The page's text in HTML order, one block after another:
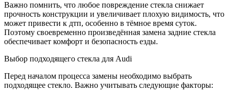
Важно помнить, что любое повреждение стекла снижает
прочность конструкции и увеличивает плохую видимость, что
может привести к дтп, особенно в тёмное время суток.
Поэтому своевременно произведённая замена задние стекла
обеспечивает комфорт и безопасность езды.
Выбор подходящего стекла для Audi
Перед началом процесса замены необходимо выбрать
подходящее стекло. Важно учитывать следующие факторы: